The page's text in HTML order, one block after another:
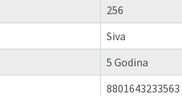
256
Siva
5 Godina
8801643233563